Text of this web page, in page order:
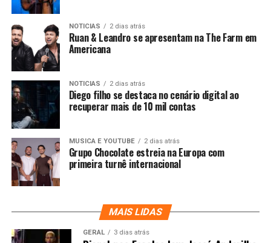
NOTICIAS 2 dias atrás
Ruan & Leandro se apresentam na The Farm em
Americana
NOTICIAS 2 dias atrás
Diego filho se destaca no cenário digital ao
recuperar mais de 10 mil contas
MUSICA E YOUTUBE 2 dias atrás
Grupo Chocolate estreia na Europa com
primeira turnê internacional
MAIS LIDAS
GERAL 3 dias atrás